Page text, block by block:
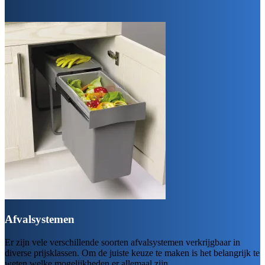
Afvalsystemen
Er zijn vele verschillende soorten afvalsystemen verkrijgbaar in
diverse prijsklassen. Om de juiste keuze te maken is het belangrijk te